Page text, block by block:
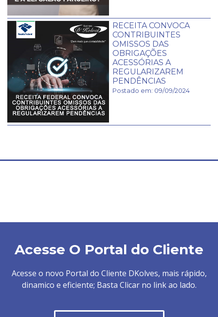
RECEITA CONVOCA
CONTRIBUINTES
OMISSOS DAS
OBRIGAÇÕES
ACESSÓRIAS A
REGULARIZAREM
PENDÊNCIAS
Postado em: 09/09/2024
Acesse O Portal do Cliente
Acesse o novo Portal do Cliente DKolves, mais rápido,
dinamico e eficiente; Basta Clicar no link ao lado.